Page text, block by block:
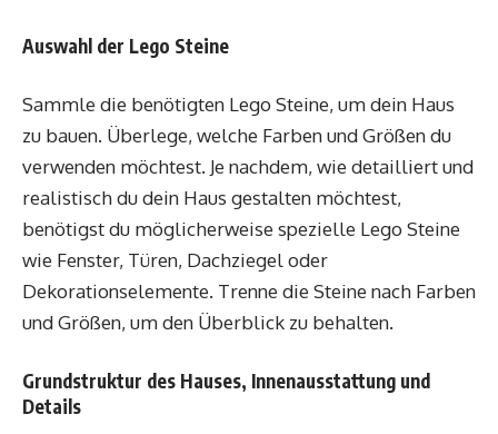
Auswahl der Lego Steine
Sammle die benötigten Lego Steine, um dein Haus
zu bauen. Überlege, welche Farben und Größen du
verwenden möchtest. Je nachdem, wie detailliert und
realistisch du dein Haus gestalten möchtest,
benötigst du möglicherweise spezielle Lego Steine
wie Fenster, Türen, Dachziegel oder
Dekorationselemente. Trenne die Steine nach Farben
und Größen, um den Überblick zu behalten.
Grundstruktur des Hauses, Innenausstattung und
Details